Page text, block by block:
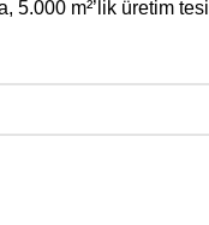
m²’lik üretim